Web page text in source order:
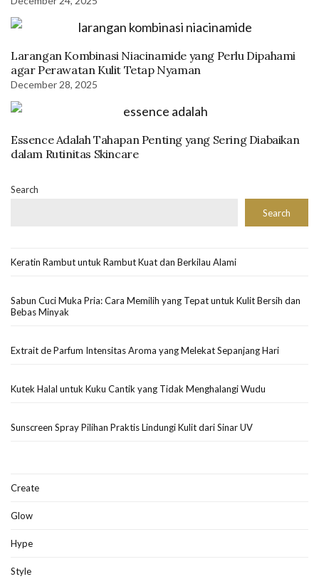
Larangan Kombinasi Niacinamide yang Perlu Dipahami
agar Perawatan Kulit Tetap Nyaman
December 28, 2025
Essence Adalah Tahapan Penting yang Sering Diabaikan
dalam Rutinitas Skincare
Search
Search
Keratin Rambut untuk Rambut Kuat dan Berkilau Alami
Sabun Cuci Muka Pria: Cara Memilih yang Tepat untuk Kulit Bersih dan
Bebas Minyak
Extrait de Parfum Intensitas Aroma yang Melekat Sepanjang Hari
Kutek Halal untuk Kuku Cantik yang Tidak Menghalangi Wudu
Sunscreen Spray Pilihan Praktis Lindungi Kulit dari Sinar UV
Create
Glow
Hype
Style